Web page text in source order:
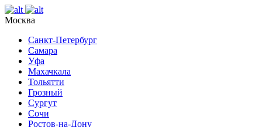
Москва
Санкт-Петербург
Самара
Уфа
Махачкала
Тольятти
Грозный
Сургут
Сочи
Ростов-на-Дону